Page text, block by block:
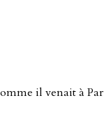
il venait à